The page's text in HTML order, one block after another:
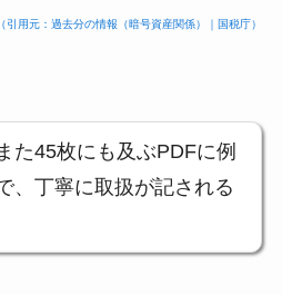
（引用元：過去分の情報（暗号資産関係）｜国税庁）
た45枚にも及ぶPDFに例
、丁寧に取扱が記される